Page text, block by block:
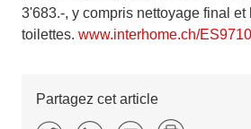
3'683.-, y compris nettoyage final et
toilettes. www.interhome.ch/
Partagez cet article